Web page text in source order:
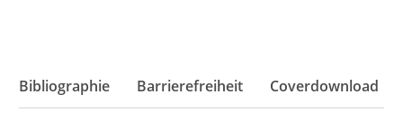
Bibliographie Barrierefreiheit Coverdownload